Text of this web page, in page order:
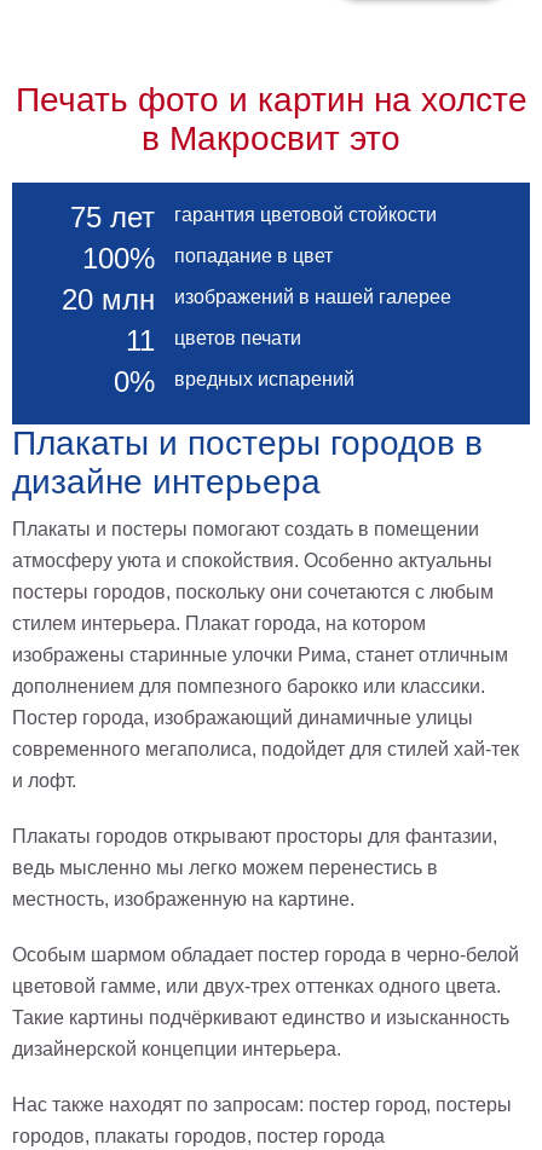
Печать фото и картин на холсте
в Макросвит это
75 лет гарантия цветовой стойкости
100% попадание в цвет
20 млн изображений в нашей галерее
11 цветов печати
0% вредных испарений
Плакаты и постеры городов в
дизайне интерьера
Плакаты и постеры помогают создать в помещении
атмосферу уюта и спокойствия. Особенно актуальны
постеры городов, поскольку они сочетаются с любым
стилем интерьера. Плакат города, на котором
изображены старинные улочки Рима, станет отличным
дополнением для помпезного барокко или классики.
Постер города, изображающий динамичные улицы
современного мегаполиса, подойдет для стилей хай-тек
и лофт.
Плакаты городов открывают просторы для фантазии,
ведь мысленно мы легко можем перенестись в
местность, изображенную на картине.
Особым шармом обладает постер города в черно-белой
цветовой гамме, или двух-трех оттенках одного цвета.
Такие картины подчёркивают единство и изысканность
дизайнерской концепции интерьера.
Нас также находят по запросам: постер город, постеры
городов, плакаты городов, постер города